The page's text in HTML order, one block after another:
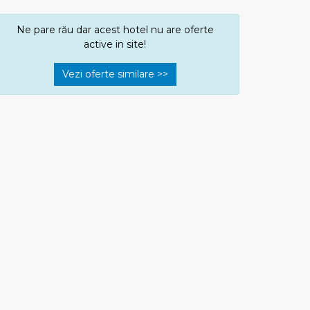
Ne pare rău dar acest hotel nu are oferte
active in site!
Vezi oferte similare >>